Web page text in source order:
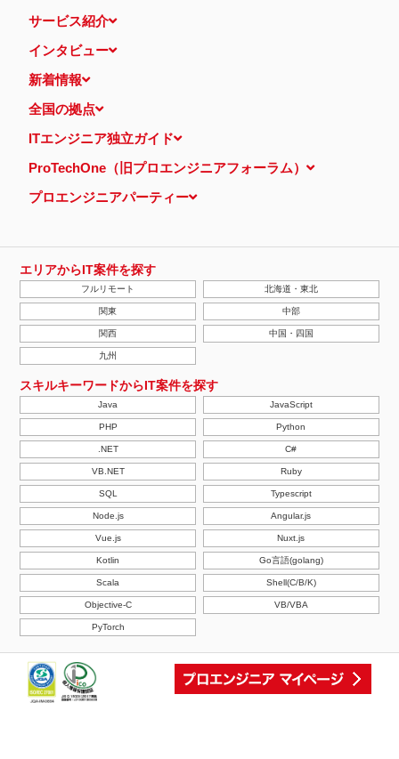
サービス紹介
インタビュー
新着情報
全国の拠点
ITエンジニア独立ガイド
ProTechOne（旧プロエンジニアフォーラム）
プロエンジニアパーティー
エリアからIT案件を探す
フルリモート 北海道・東北
関東 中部
関西 中国・四国
九州
スキルキーワードからIT案件を探す
Java JavaScript
PHP Python
.NET C#
VB.NET Ruby
SQL Typescript
Node.js Angular.js
Vue.js Nuxt.js
Kotlin Go言語(golang)
Scala Shell(C/B/K)
Objective-C VB/VBA
PyTorch